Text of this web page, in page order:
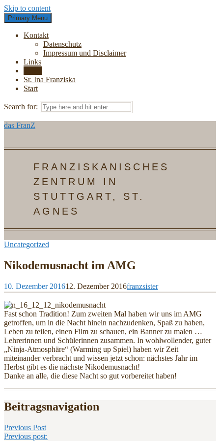
Skip to content
Primary Menu
Kontakt
Datenschutz
Impressum und Disclaimer
Links
Sr. Ina Franziska
Start
Search for:
das FranZ
FRANZISKANISCHES
ZENTRUM IN
STUTTGART, ST.
AGNES
Uncategorized
Nikodemusnacht im AMG
10. Dezember 201612. Dezember 2016franzsister
Fast schon Tradition! Zum zweiten Mal haben wir uns im AMG
getroffen, um in die Nacht hinein nachzudenken, Spaß zu haben,
Leben zu teilen, einen Film zu schauen, ein Banner zu malen …
Lehrerinnen und Schülerinnen zusammen. In wohlwollender, guter
„Ninja-Atmosphäre“ (Warming up Spiel) haben wir Zeit
miteinander verbracht und wissen jetzt schon: nächstes Jahr im
Herbst gibt es die nächste Nikodemusnacht!
Danke an alle, die diese Nacht so gut vorbereitet haben!
Beitragsnavigation
Previous Post
Previous post: